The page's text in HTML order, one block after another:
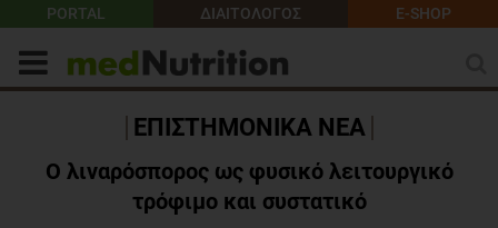
PORTAL ΔΙΑΙΤΟΛΟΓΟΣ E-SHOP
ΕΠΙΣΤΗΜΟΝΙΚΑ ΝΕΑ
Ο λιναρόσπορος ως φυσικό λειτουργικό
τρόφιμο και συστατικό